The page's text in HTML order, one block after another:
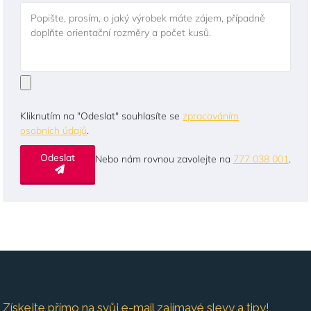
Popište, prosím, o jaký výrobek máte zájem, případně
doplňte orientační rozměry a počet kusů.
Kliknutím na "Odeslat" souhlasíte sezpracováním
osobních údajů.
Nebo nám rovnou zavolejte na 777 038 001.
Získejte přímo na svůj e-mail zajímavé slevy a tipy!